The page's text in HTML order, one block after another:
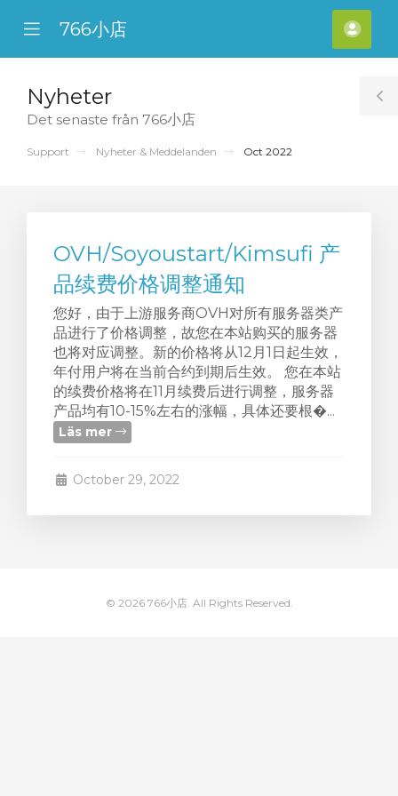
Mobile
Menu
766小店
Nyheter
Det senaste från 766小店
Support Nyheter & Meddelanden Oct 2022
OVH/Soyoustart/Kimsufi 产
品续费价格调整通知
您好，由于上游服务商OVH对所有服务器类产
品进行了价格调整，故您在本站购买的服务器
也将对应调整。新的价格将从12月1日起生效，
年付用户将在当前合约到期后生效。 您在本站
的续费价格将在11月续费后进行调整，服务器
产品均有10-15%左右的涨幅，具体还要根�...
Läs mer
October 29, 2022
© 2026 766小店. All Rights Reserved.